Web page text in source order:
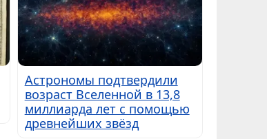
Астрономы подтвердили
возраст Вселенной в 13,8
миллиарда лет с помощью
древнейших звёзд